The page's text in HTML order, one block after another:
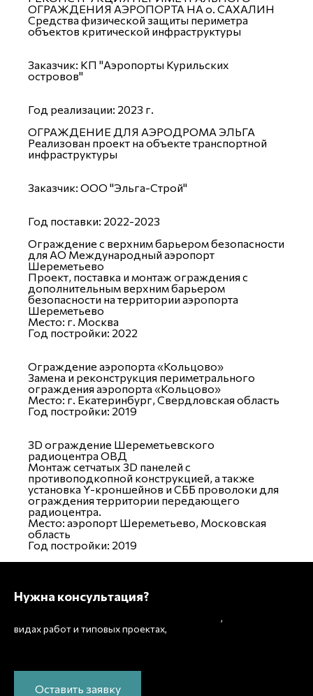
ОГРАЖДЕНИЯ АЭРОПОРТА НА о. САХАЛИН
Средства физической защиты периметра
объектов критической инфраструктуры
Заказчик: КП "Аэропорты Курильских
островов"
Год реализации: 2023 г.
ОГРАЖДЕНИЕ ДЛЯ АЭРОДРОМА ЭЛЬГА
Реализован проект на объекте транспортной
инфраструктуры
Заказчик: ООО "Эльга-Строй"
Год поставки: 2022-2023
Ограждение с верхним барьером безопасности
для АО Международный аэропорт
Шереметьево
Проект, поставка и монтаж ограждения с
дополнительным верхним барьером
безопасности на территории аэропорта
Шереметьево
Место: г. Москва
Год постройки: 2022
Ограждение аэропорта «Кольцово»
Замена и реконструкция периметрального
ограждения аэропорта «Кольцово»
Место: г. Екатеринбург, Свердловская область
Год постройки:2019
3D ограждение Шереметьевского
радиоцентра ОВД
Монтаж сетчатых 3D панелей с
противоподкопной конструкцией, а также
установка Y-кроншейнов и СББ проволоки для
ограждения территории передающего
радиоцентра.
Место: аэропорт Шереметьево, Московская
область
Год постройки: 2019
Нужна консультация?
,
видах работ и типовых проектах,
стоимость и подготовим индивидуальное
Оставить заявку